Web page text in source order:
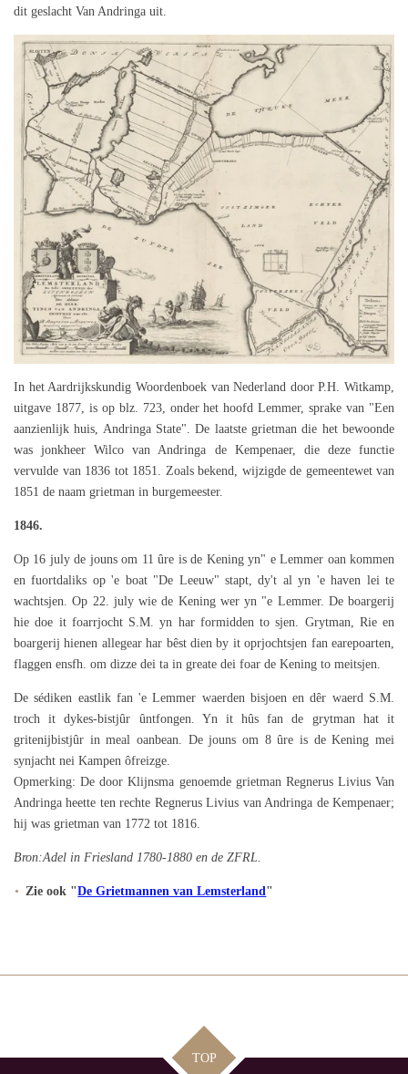
dit geslacht Van Andringa uit.
In het Aardrijkskundig Woordenboek van Nederland door P.H. Witkamp,
uitgave 1877, is op blz. 723, onder het hoofd Lemmer, sprake van "Een
aanzienlijk huis, Andringa State". De laatste grietman die het bewoonde
was jonkheer Wilco van Andringa de Kempenaer, die deze functie
vervulde van 1836 tot 1851. Zoals bekend, wijzigde de gemeentewet van
1851 de naam grietman in burgemeester.
1846.
Op 16 july de jouns om 11 ûre is de Kening yn" e Lemmer oan kommen
en fuortdaliks op 'e boat "De Leeuw" stapt, dy't al yn 'e haven lei te
wachtsjen. Op 22. july wie de Kening wer yn "e Lemmer. De boargerij
hie doe it foarrjocht S.M. yn har formidden to sjen. Grytman, Rie en
boargerij hienen allegear har bêst dien by it oprjochtsjen fan earepoarten,
flaggen ensfh. om dizze dei ta in greate dei foar de Kening to meitsjen.
De sédiken eastlik fan 'e Lemmer waerden bisjoen en dêr waerd S.M.
troch it dykes-bistjûr ûntfongen. Yn it hûs fan de grytman hat it
gritenijbistjûr in meal oanbean. De jouns om 8 ûre is de Kening mei
synjacht nei Kampen ôfreizge.
Opmerking: De door Klijnsma genoemde grietman Regnerus Livius Van
Andringa heette ten rechte Regnerus Livius van Andringa de Kempenaer;
hij was grietman van 1772 tot 1816.
Bron:Adel in Friesland 1780-1880 en de ZFRL.
Zie ook "De Grietmannen van Lemsterland "
TOP